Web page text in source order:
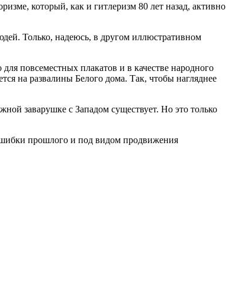
который, как и гитлеризм 80 лет назад, активно
Только, надеюсь, в другом иллюстративном
повсеместных плакатов и в качестве народного
на развалины Белого дома. Так, чтобы нагляднее
заварушке с Западом существует. Но это только
прошлого и под видом продвижения